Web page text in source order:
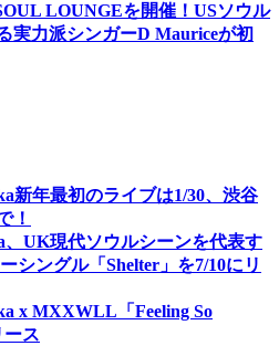
LOUNGEを開催！USソウル
実力派シンガーD Mauriceが初
新年最初のライブは1/30、渋谷
！
、UK現代ソウルシーンを代表す
シングル「Shelter」を7/10にリ
x MXXWLL「Feeling So
ース